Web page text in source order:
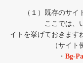
（１）既存のサイト
ここでは、いくつ
イトを挙げておきます
（サイト例
・ Bg-